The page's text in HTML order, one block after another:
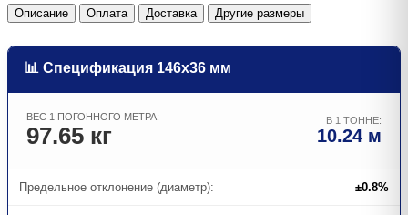
Описание Оплата Доставка Другие размеры
📊 Спецификация 146х36 мм
ВЕС 1 ПОГОННОГО МЕТРА:
97.65 кг
В 1 ТОННЕ:
10.24 м
Предельное отклонение (диаметр): ±0.8%